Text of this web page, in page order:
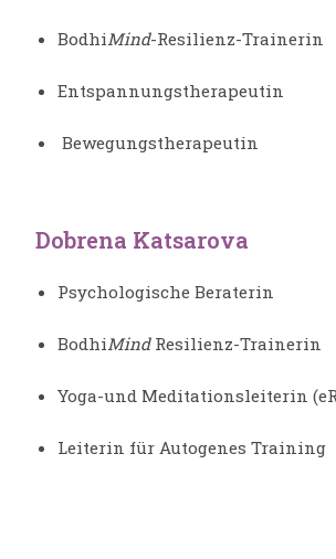
BodhiMind-Resilienz-Trainerin
Entspannungstherapeutin
Bewegungstherapeutin
Dobrena Katsarova
Psychologische Beraterin
BodhiMindResilienz-Trainerin
Yoga-und Meditationsleiterin
Leiterin für Autogenes Training